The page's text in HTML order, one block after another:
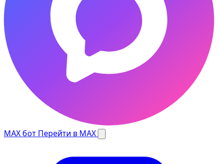
MAX бот Перейти в MAX